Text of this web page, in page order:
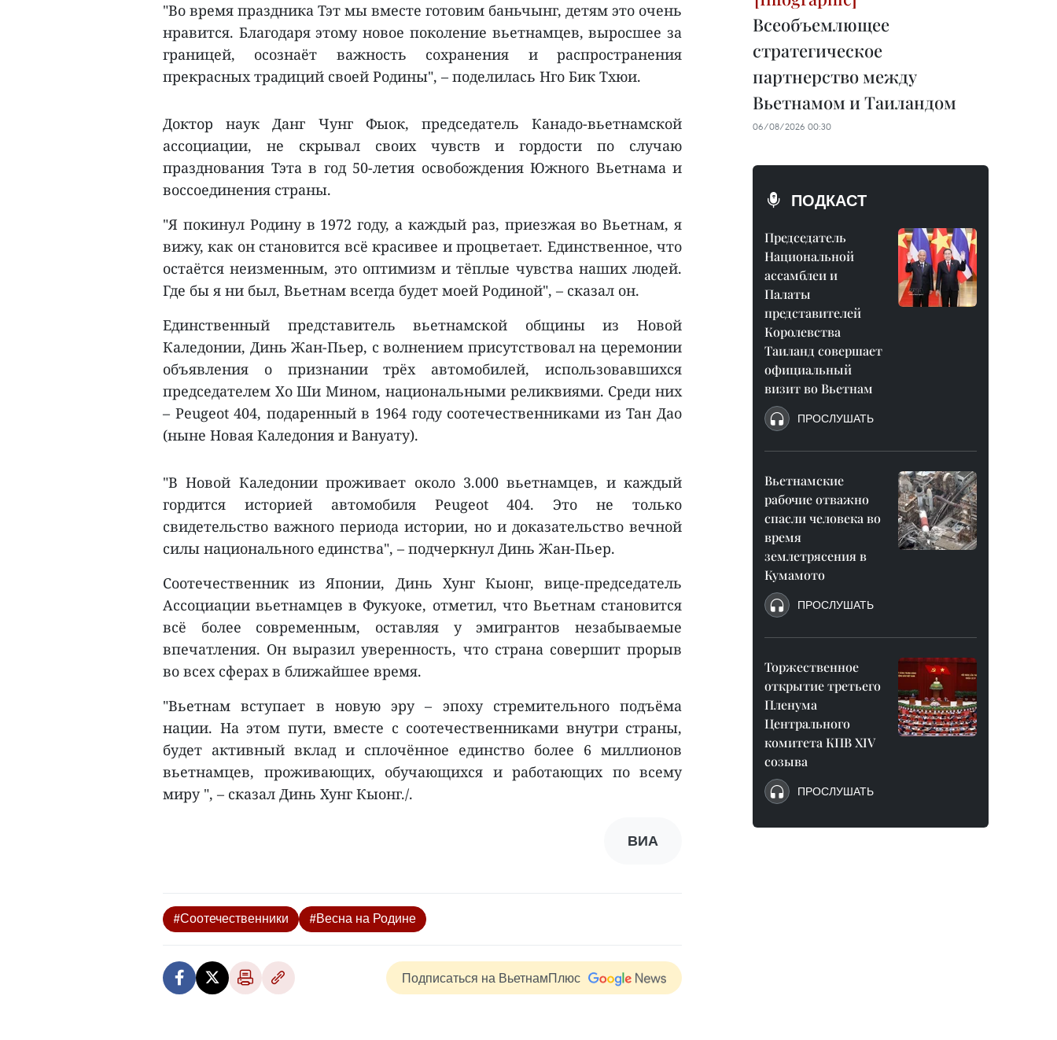
"Во время праздника Тэт мы вместе готовим баньчынг, детям это очень
нравится. Благодаря этому новое поколение вьетнамцев, выросшее за
границей, осознаёт важность сохранения и распространения
прекрасных традиций своей Родины", – поделилась Нго Бик Тхюи.
Доктор наук Данг Чунг Фыок, председатель Канадо-вьетнамской
ассоциации, не скрывал своих чувств и гордости по случаю
празднования Тэта в год 50-летия освобождения Южного Вьетнама и
воссоединения страны.
"Я покинул Родину в 1972 году, а каждый раз, приезжая во Вьетнам, я
вижу, как он становится всё красивее и процветает. Единственное, что
остаётся неизменным, это оптимизм и тёплые чувства наших людей.
Где бы я ни был, Вьетнам всегда будет моей Родиной", – сказал он.
Единственный представитель вьетнамской общины из Новой
Каледонии, Динь Жан-Пьер, с волнением присутствовал на церемонии
объявления о признании трёх автомобилей, использовавшихся
председателем Хо Ши Мином, национальными реликвиями. Среди них
– Peugeot 404, подаренный в 1964 году соотечественниками из Тан Дао
(ныне Новая Каледония и Вануату).
"В Новой Каледонии проживает около 3.000 вьетнамцев, и каждый
гордится историей автомобиля Peugeot 404. Это не только
свидетельство важного периода истории, но и доказательство вечной
силы национального единства", – подчеркнул Динь Жан-Пьер.
Соотечественник из Японии, Динь Хунг Кыонг, вице-председатель
Ассоциации вьетнамцев в Фукуоке, отметил, что Вьетнам становится
всё более современным, оставляя у эмигрантов незабываемые
впечатления. Он выразил уверенность, что страна совершит прорыв
во всех сферах в ближайшее время.
"Вьетнам вступает в новую эру – эпоху стремительного подъёма
нации. На этом пути, вместе с соотечественниками внутри страны,
будет активный вклад и сплочённое единство более 6 миллионов
вьетнамцев, проживающих, обучающихся и работающих по всему
миру ", – сказал Динь Хунг Кыонг./.
ВИА
#Соотечественники #Весна на Родине
Подписаться на ВьетнамПлюс
Всеобъемлющее
стратегическое
партнерство между
Вьетнамом и Таиландом
06/08/2026 00:30
ПОДКАСТ
Председатель
Национальной
ассамблеи и
Палаты
представителей
Королевства
Таиланд совершает
официальный
визит во Вьетнам
ПРОСЛУШАТЬ
Вьетнамские
рабочие отважно
спасли человека во
время
землетрясения в
Кумамото
ПРОСЛУШАТЬ
Торжественное
открытие третьего
Пленума
Центрального
комитета КПВ XIV
созыва
ПРОСЛУШАТЬ